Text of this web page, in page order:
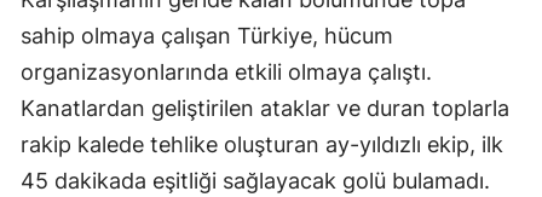
sahip olmaya çalışan Türkiye, hücum
organizasyonlarında etkili olmaya çalıştı.
Kanatlardan geliştirilen ataklar ve duran toplarla
rakip kalede tehlike oluşturan ay-yıldızlı ekip, ilk
45 dakikada eşitliği sağlayacak golü bulamadı.